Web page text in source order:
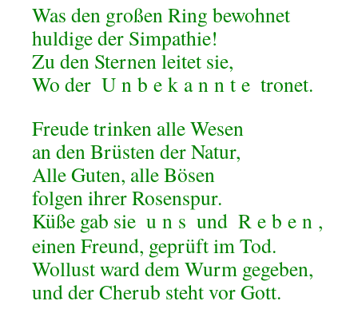
Was den großen Ring bewohnet
huldige der Simpathie!
Zu den Sternen leitet sie,
Wo der U n b e k a n n t e tronet.
Freude trinken alle Wesen
an den Brüsten der Natur,
Alle Guten, alle Bösen
folgen ihrer Rosenspur.
Küße gab sie u n s und R e b e n ,
einen Freund, geprüft im Tod.
Wollust ward dem Wurm gegeben,
und der Cherub steht vor Gott.